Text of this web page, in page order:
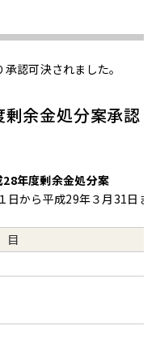
認可決されました。
余金処分案承認
28年度剰余金処分案
日から平成29年３月31日ま